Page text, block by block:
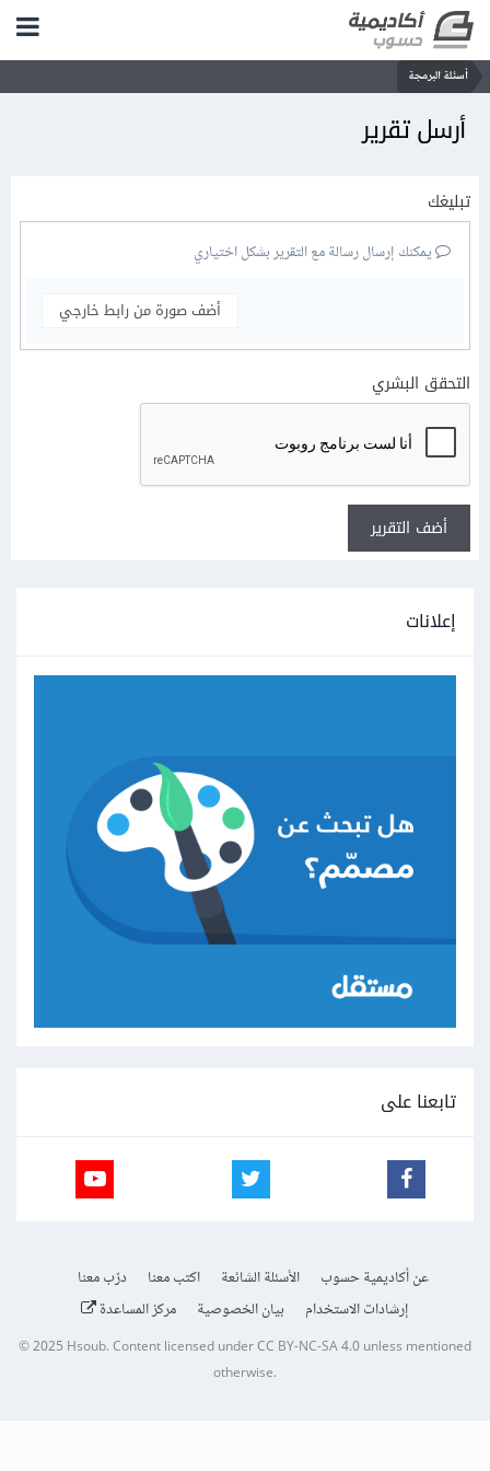
أسئلة البرمجة
أرسل تقرير
تبليغك
يمكنك إرسال رسالة مع التقرير بشكل اختياري
أضف صورة من رابط خارجي
التحقق البشري
أضف التقرير
إعلانات
تابعنا على
عن أكاديمية حسوب الأسئلة الشائعة اكتب معنا
درّب معنا
إرشادات الاستخدام
بيان الخصوصية مركز المساعدة
© 2025 Hsoub.Content licensed underCC BY-NC-SA 4.0unless mentioned
otherwise.